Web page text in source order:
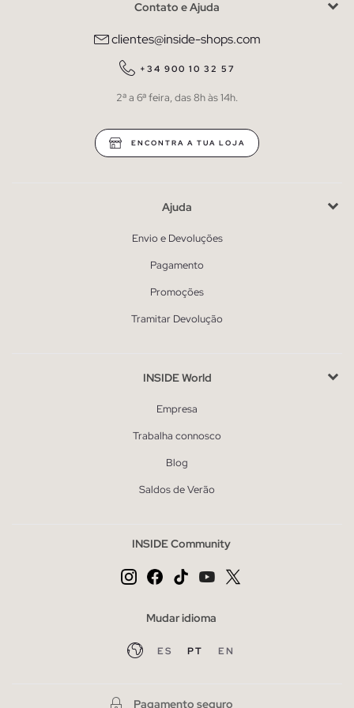
Contato e Ajuda
clientes@inside-shops.com
+34 900 10 32 57
2ª a 6ª feira, das 8h às 14h.
ENCONTRA A TUA LOJA
Ajuda
Envio e Devoluções
Pagamento
Promoções
Tramitar Devolução
INSIDE World
Empresa
Trabalha connosco
Blog
Saldos de Verão
INSIDE Community
Mudar idioma
ES PT EN
Pagamento seguro